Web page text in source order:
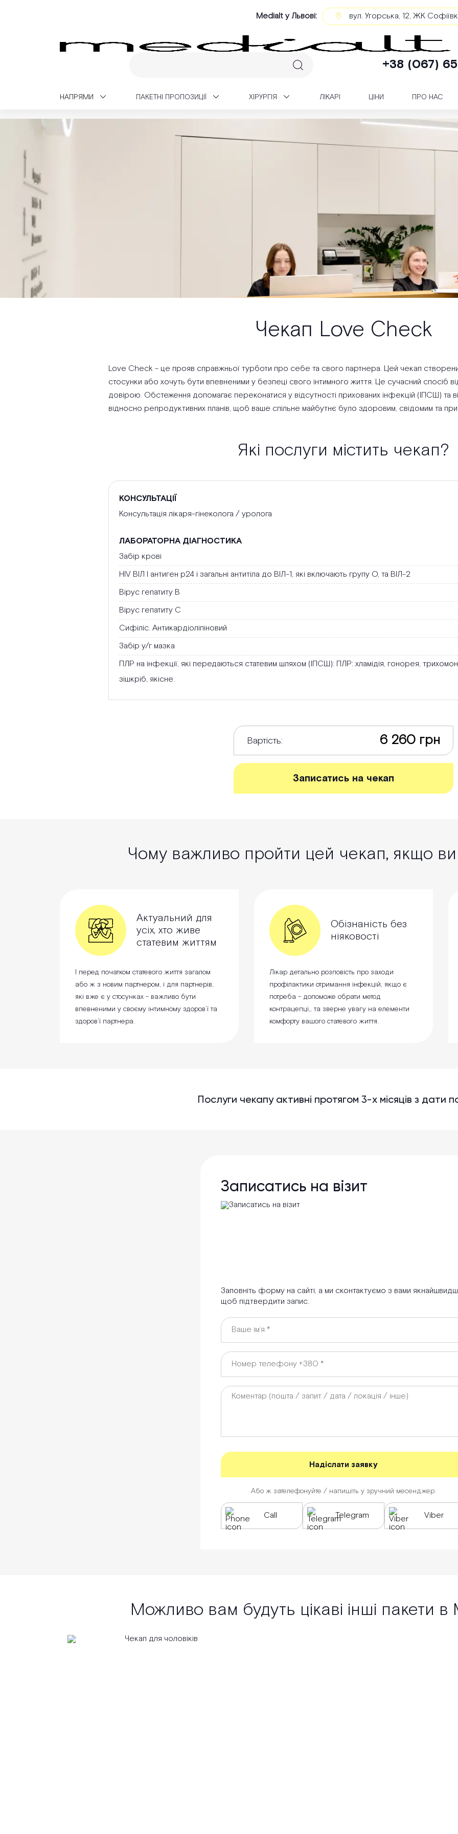
Medialt у Львові: вул. Угорська, 12, ЖК
+38 (067)
НАПРЯМИ ПАКЕТНІ ПРОПОЗИЦІЇ XІРУРГІЯ ЛІКАРІ ЦІНИ ПРО НАС
Чекап Love Check
Love Check - це прояв справжньої турботи про себе та свого партнера. Цей чекап
стосунки або хочуть бути впевненими у безпеці свого інтимного життя. Це сучасний спосіб
довірою. Обстеження допомагає переконатися у відсутності прихованих інфекцій (ІПСШ) та
відносно репродуктивних планів, щоб ваше спільне майбутнє було здоровим, свідомим та
Які послуги містить чекап?
КОНСУЛЬТАЦІЇ
Консультація лікаря-гінеколога / уролога
ЛАБОРАТОРНА ДІАГНОСТИКА
Забір крові
HIV ВІЛ І антиген р24 і загальні антитіла до ВІЛ-1, які включають групу О, та ВІЛ-2
Вірус гепатиту В
Вірус гепатиту С
Сифіліс. Антикардіоліпіновий
Забір у/г мазка
ПЛР на інфекції, які передаються статевим шляхом (ІПСШ): ПЛР: хламідія, гонорея,
зішкріб, якісне.
Вартість: 6 260 грн
Записатись на чекап
Чому важливо пройти цей чекап, якщо ви
Актуальний для
усіх, хто живе
статевим життям
І перед початком статевого життя загалом
або ж з новим партнером, і для партнерів,
які вже є у стосунках - важливо бути
впевненими у своєму інтимному здоров’ї та
здоров’ї партнера.
Обізнаність без
ніяковості
Лікар детально розповість про заходи
профілактики отримання інфекцій, якщо є
потреба - допоможе обрати метод
контрацепці,, та зверне увагу на елементи
комфорту вашого статевого життя.
Послуги чекапу активні протягом 3-х місяців з дати
Записатись на візит
Заповніть форму на сайті, а ми сконтактуємо з вами
щоб підтвердити запис.
Або ж зателефонуйте / напишіть у зручний месенджер:
Call Telegram Viber
Можливо вам будуть цікаві інші пакети